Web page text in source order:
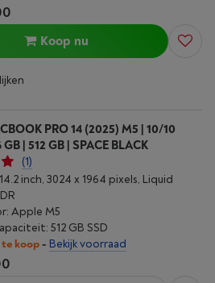
Koop nu
PRO 14 (2025) M5 | 10/10
GB | 512 GB | SPACE BLACK
(1)
inch, 3024 x 1964 pixels, Liquid
Apple M5
512 GB SSD
koop- Bekijk voorraad